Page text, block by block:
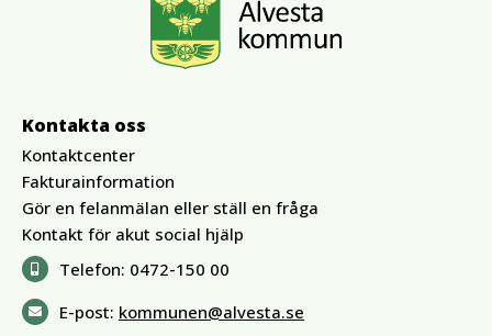
Kontakta oss
Kontaktcenter
Fakturainformation
Gör en felanmälan eller ställ en fråga
Kontakt för akut social hjälp
Telefon: 0472-150 00
E-post: kommunen@alvesta.se